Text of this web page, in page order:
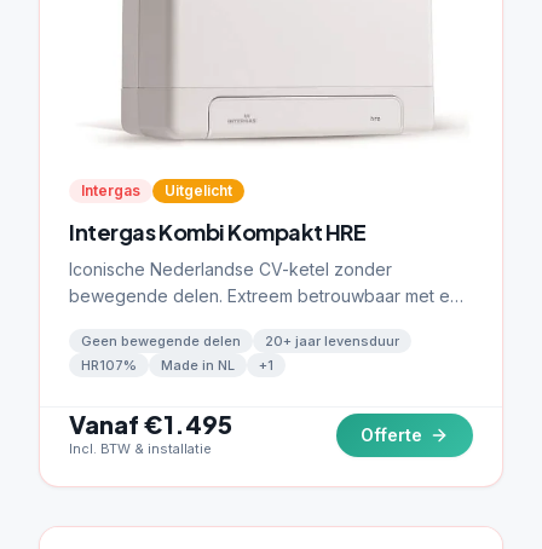
Intergas Uitgelicht
Intergas Kombi Kompakt HRE
Iconische Nederlandse CV-ketel zonder
bewegende delen. Extreem betrouwbaar met een
Geen bewegende delen
20+ jaar levensduur
HR107%
Made in NL +1
Vanaf €1.495
Incl. BTW & installatie
Offerte